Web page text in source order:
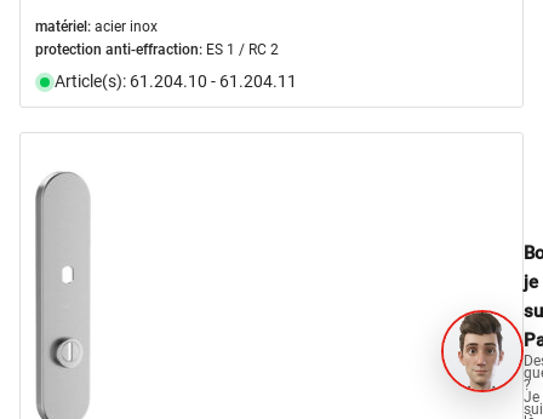
matériel: acier inox
protection anti-effraction: ES 1 / RC 2
Article(s): 61.204.10 - 61.204.11
je
?
Je